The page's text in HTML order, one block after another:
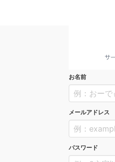
お名前
メールアドレス
パスワード